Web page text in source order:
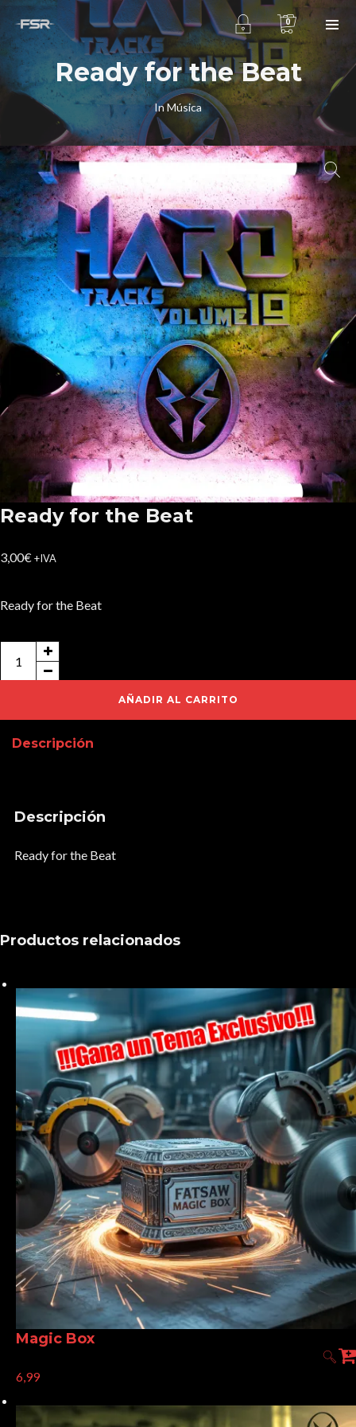
0
Ready for the Beat
InMúsica
Ready for the Beat
3,00€+IVA
Ready for the Beat
Beat
cantidad
AÑADIR AL CARRITO
Descripción
Descripción
Ready for the Beat
Productos relacionados
Magic Box
6,99